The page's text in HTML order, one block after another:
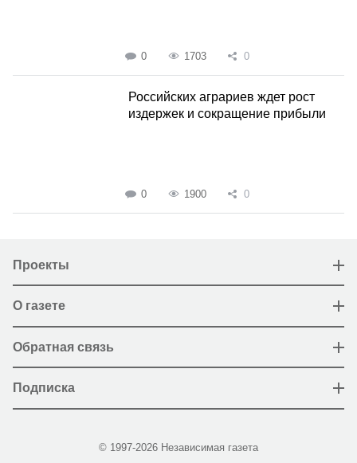
0 1703 0
Российских аграриев ждет рост
издержек и сокращение прибыли
0 1900 0
Проекты
О газете
Обратная связь
Подписка
© 1997-2026 Независимая газета